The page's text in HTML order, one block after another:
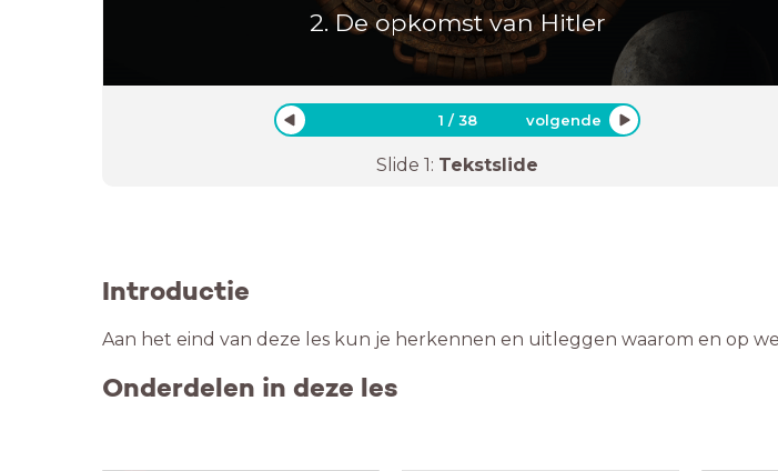
2. De opkomst van Hitler
1 /38 volgende
Slide 1: Tekstslide
Introductie
Aan het eind van deze les kun je herkennen en uitleggen waarom en op
Onderdelen in deze les